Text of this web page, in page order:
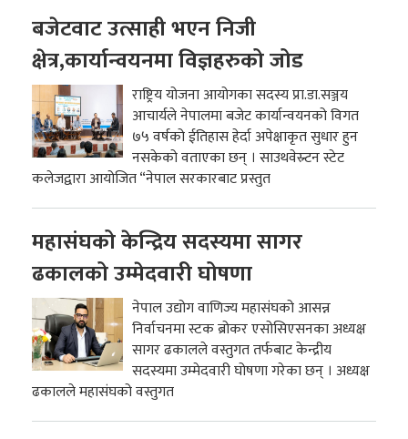
बजेटवाट उत्साही भएन निजी
क्षेत्र,कार्यान्वयनमा विज्ञहरुको जोड
राष्ट्रिय योजना आयोगका सदस्य प्रा.डा.सञ्जय
आचार्यले नेपालमा बजेट कार्यान्वयनको विगत
७५ वर्षको ईतिहास हेर्दा अपेक्षाकृत सुधार हुन
नसकेको वताएका छन् । साउथवेस्र्टन स्टेट
कलेजद्वारा आयोजित “नेपाल सरकारबाट प्रस्तुत
महासंघको केन्द्रिय सदस्यमा सागर
ढकालको उम्मेदवारी घोषणा
नेपाल उद्योग वाणिज्य महासंघको आसन्न
निर्वाचनमा स्टक ब्रोकर एसोसिएसनका अध्यक्ष
सागर ढकालले वस्तुगत तर्फबाट केन्द्रीय
सदस्यमा उम्मेदवारी घोषणा गरेका छन् । अध्यक्ष
ढकालले महासंघको वस्तुगत